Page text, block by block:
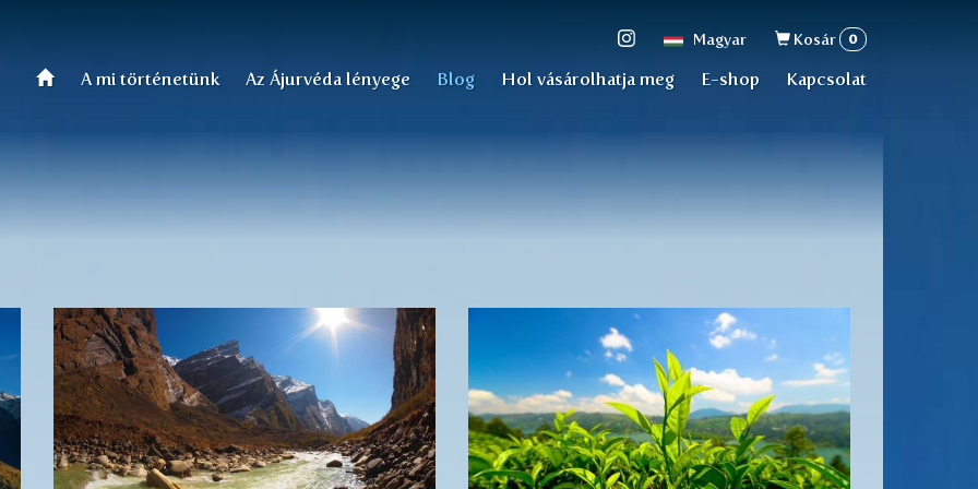
Magyar
Keresés
űrlap
Kosár 0
A mi történetünk Az Ájurvéda lényege Blog Hol vásárolhatja meg E-shop Kapcsolat